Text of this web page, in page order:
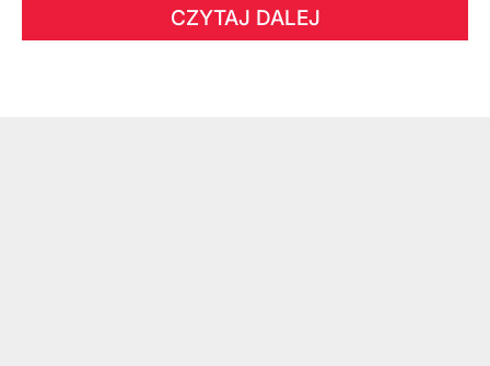
CZYTAJ DALEJ